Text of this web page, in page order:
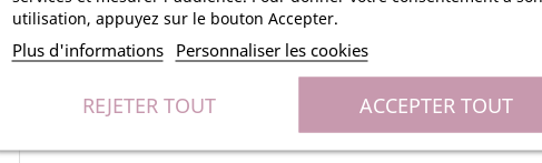
utilisation, appuyez sur le bouton Accepter.
Plus d'informations Personnaliser les cookies
REJETER TOUT ACCEPTER TOUT